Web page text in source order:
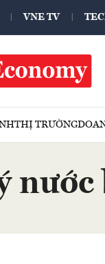
VNE TV
THỊ TRƯỜNG
nước